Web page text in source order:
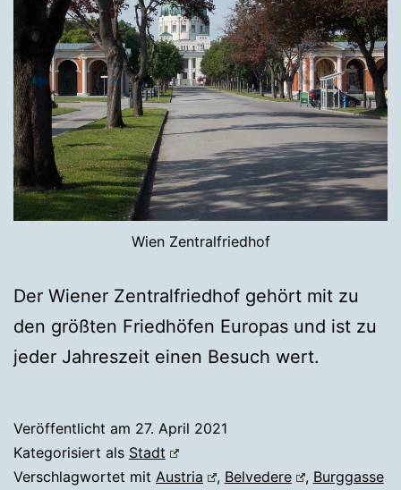
Wien Zentralfriedhof
Der Wiener Zentralfriedhof gehört mit zu
den größten Friedhöfen Europas und ist zu
jeder Jahreszeit einen Besuch wert.
Veröffentlicht am 27. April 2021
Kategorisiert als Stadt
Verschlagwortet mit Austria , Belvedere , Burggasse